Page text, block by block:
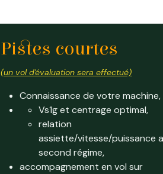
Pistes courtes
(un vol d'évaluation sera effectué)
Connaissance de votre machine,
Vs1g et centrage optimal,
relation
assiette/vitesse/puissance
second régime,
accompagnement en vol sur